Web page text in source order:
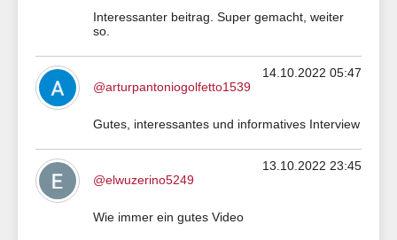
Interessanter beitrag. Super gemacht, weiter
so.
14.10.2022 05:47
@arturpantoniogolfetto1539
Gutes, interessantes und informatives Interview
13.10.2022 23:45
@elwuzerino5249
Wie immer ein gutes Video